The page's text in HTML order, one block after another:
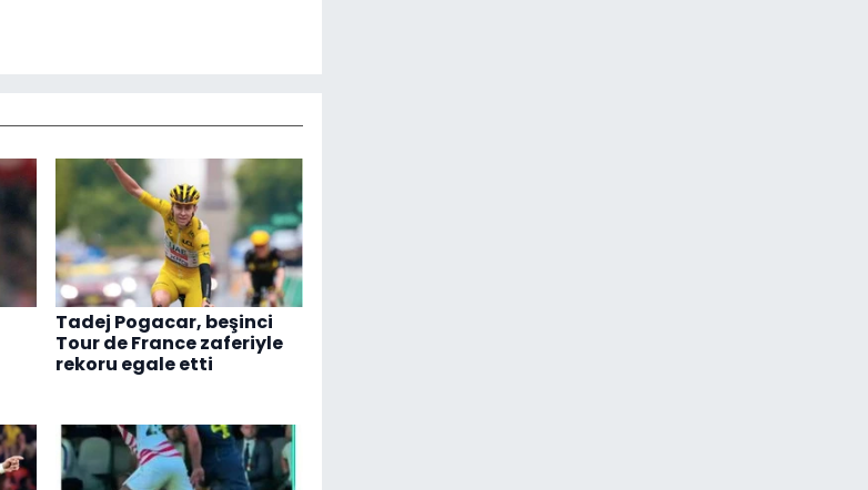
Tadej Pogacar, beşinci
Tour de France zaferiyle
rekoru egale etti